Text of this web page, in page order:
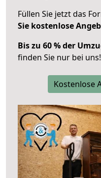
Füllen Sie jetzt das
Sie kostenlose
Bis zu 60 % der
finden Sie nur bei uns!
Kostenlose